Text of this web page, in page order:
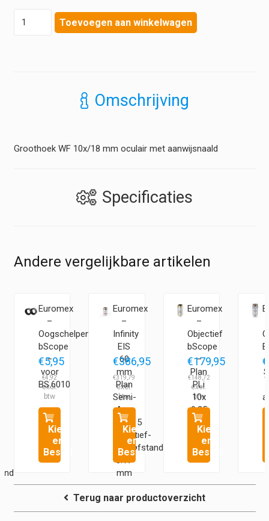
Toevoegen aan winkelwagen
Omschrijving
Groothoek WF 10x/18 mm oculair met aanwijsnaald
Specificaties
Andere vergelijkbare artikelen
Euromex
–
Oogschelpen
bScope
–
voor
BS.6010
€5,95
€4,92
Kies
en
Bestel
Euromex
–
Infinity
EIS
60
mm
Plan
Semi-
Apo
4x/0.15
objectief-
Werkafstand
mm
–
Achios-
X
€386,95
€319,79
Kies
en
Bestel
Euromex
–
Objectief
bScope
–
Plan
PLi
10x
0,25
€179,95
€148,72
Kies
en
Bestel
€
€
Terug naar productoverzicht